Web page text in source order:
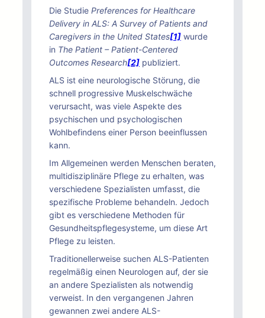
Die Studie Preferences for Healthcare
Delivery in ALS: A Survey of Patients and
Caregivers in the United States[1] wurde
in The Patient – Patient-Centered
Outcomes Research[2] publiziert.
ALS ist eine neurologische Störung, die
schnell progressive Muskelschwäche
verursacht, was viele Aspekte des
psychischen und psychologischen
Wohlbefindens einer Person beeinflussen
kann.
Im Allgemeinen werden Menschen beraten,
multidisziplinäre Pflege zu erhalten, was
verschiedene Spezialisten umfasst, die
spezifische Probleme behandeln. Jedoch
gibt es verschiedene Methoden für
Gesundheitspflegesysteme, um diese Art
Pflege zu leisten.
Traditionellerweise suchen ALS-Patienten
regelmäßig einen Neurologen auf, der sie
an andere Spezialisten als notwendig
verweist. In den vergangenen Jahren
gewannen zwei andere ALS-